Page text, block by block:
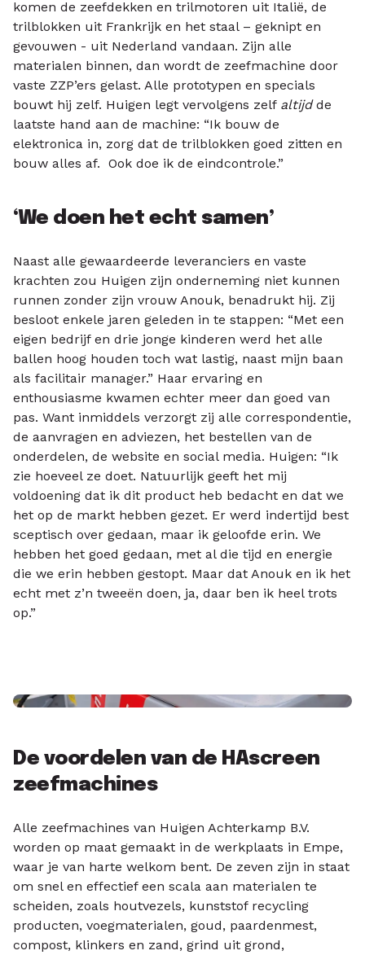
komen de zeefdekken en trilmotoren uit Italië, de
trilblokken uit Frankrijk en het staal – geknipt en
gevouwen - uit Nederland vandaan. Zijn alle
materialen binnen, dan wordt de zeefmachine door
vaste ZZP’ers gelast. Alle prototypen en specials
bouwt hij zelf. Huigen legt vervolgens zelf altijdde
laatste hand aan de machine: “Ik bouw de
elektronica in, zorg dat de trilblokken goed zitten en
bouw alles af. Ook doe ik de eindcontrole.”
‘We doen het echt samen’
Naast alle gewaardeerde leveranciers en vaste
krachten zou Huigen zijn onderneming niet kunnen
runnen zonder zijn vrouw Anouk, benadrukt hij. Zij
besloot enkele jaren geleden in te stappen: “Met een
eigen bedrijf en drie jonge kinderen werd het alle
ballen hoog houden toch wat lastig, naast mijn baan
als facilitair manager.” Haar ervaring en
enthousiasme kwamen echter meer dan goed van
pas. Want inmiddels verzorgt zij alle correspondentie,
de aanvragen en adviezen, het bestellen van de
onderdelen, de website en social media. Huigen: “Ik
zie hoeveel ze doet. Natuurlijk geeft het mij
voldoening dat ik dit product heb bedacht en dat we
het op de markt hebben gezet. Er werd indertijd best
sceptisch over gedaan, maar ik geloofde erin. We
hebben het goed gedaan, met al die tijd en energie
die we erin hebben gestopt. Maar dat Anouk en ik het
echt met z’n tweeën doen, ja, daar ben ik heel trots
op.”
De voordelen van de HAscreen
zeefmachines
Alle zeefmachines van Huigen Achterkamp B.V.
worden op maat gemaakt in de werkplaats in Empe,
waar je van harte welkom bent. De zeven zijn in staat
om snel en effectief een scala aan materialen te
scheiden, zoals houtvezels, kunststof recycling
producten, voegmaterialen, goud, paardenmest,
compost, klinkers en zand, grind uit grond,